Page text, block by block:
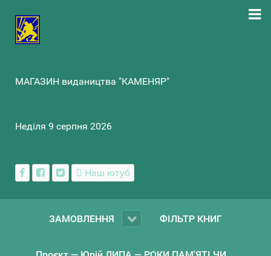
МАГАЗИН видаництва "КАМЕНЯР"
Неділя 9 серпня 2026
Наш ютуб
ЗАМОВЛЕННЯ ФІЛЬТР КНИГ